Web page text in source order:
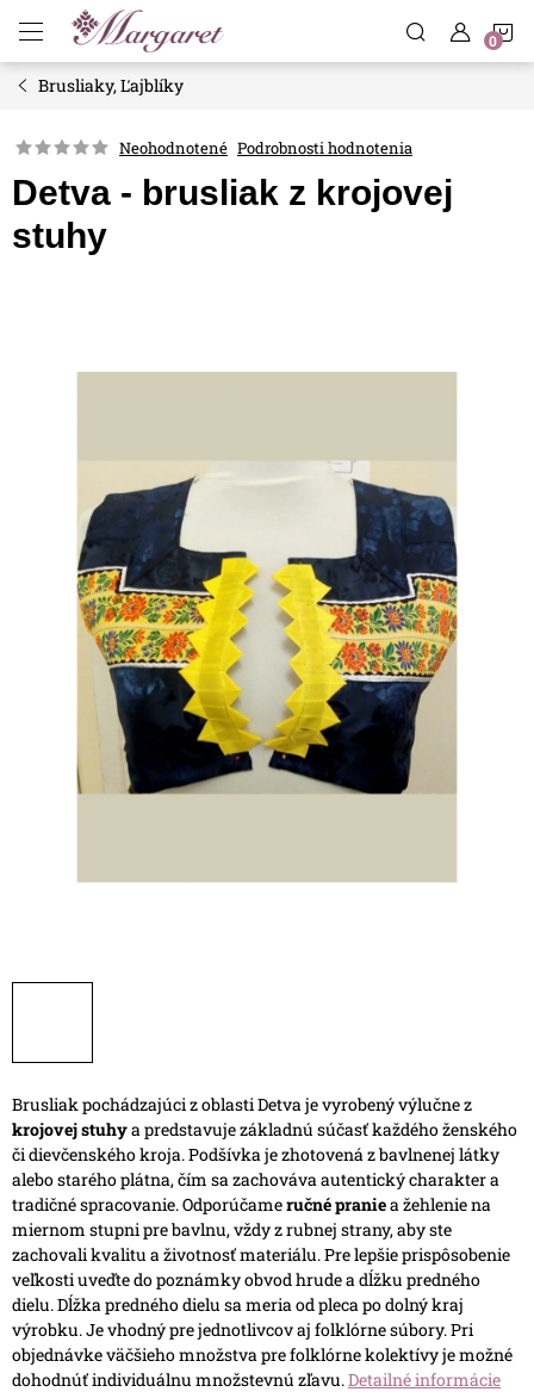
obsah
Brusliaky, Ľajblíky
Neohodnotené Podrobnosti hodnotenia
Detva - brusliak z krojovej
stuhy
Brusliak pochádzajúci z oblasti Detva je vyrobený výlučne z
krojovej stuhya predstavuje základnú súčasť každého ženského
či dievčenského kroja. Podšívka je zhotovená z bavlnenej látky
alebo starého plátna, čím sa zachováva autentický charakter a
tradičné spracovanie.Odporúčameručné praniea žehlenie na
miernom stupni pre bavlnu, vždy z rubnej strany, aby ste
zachovali kvalitu a životnosť materiálu.Pre lepšie prispôsobenie
veľkosti uveďte do poznámky obvod hrude a dĺžku predného
dielu. Dĺžka predného dielu sa meria od pleca po dolný kraj
výrobku.Je vhodný pre jednotlivcov aj folklórne súbory. Pri
objednávke väčšieho množstva pre folklórne kolektívy je možné
dohodnúť individuálnu množstevnú zľavu.Detailné informácie